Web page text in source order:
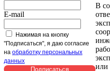
E-mail
Нажимая на кнопку
"Подписаться", я даю согласие
на обработку персональных
данных
В
или